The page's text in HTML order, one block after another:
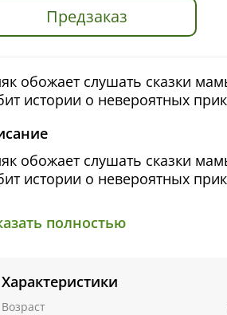
Предзаказ
обожает слушать сказки
истории о невероятных
обожает слушать сказки
истории о невероятных
быть таким же
маленький, и он многого
если и сегодня ему приснится
полностью
Характеристики
Возраст